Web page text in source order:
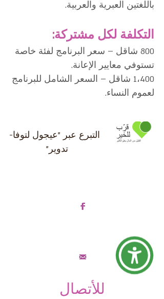
باللغتين العبرية والعربية.
التكلفة لكل مشتركة:
800 شاقل – سعر البرنامج لفئة خاصة
تستوفي معايير الإعانة.
1،400 شاقل – السعر الشامل للبرنامج
لعموم النساء.
التبرع عبر "عيجول لتوفا-
تدوير"
للأتصال